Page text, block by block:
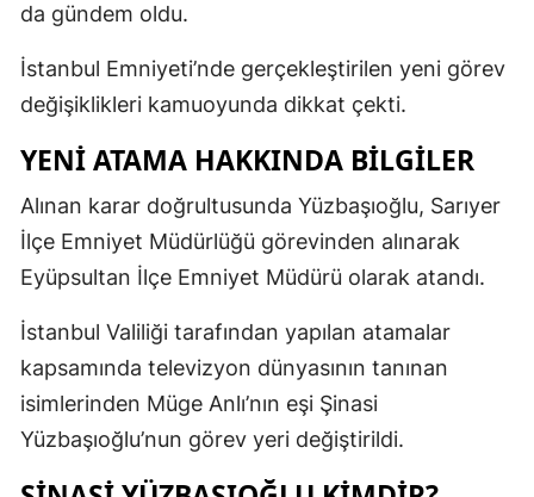
Isparta
İstanbul
İzmir
Kars
Kayseri
da gündem oldu.
İstanbul Emniyeti’nde gerçekleştirilen yeni görev
değişiklikleri kamuoyunda dikkat çekti.
YENI ATAMA HAKKINDA BILGILER
Alınan karar doğrultusunda Yüzbaşıoğlu, Sarıyer
İlçe Emniyet Müdürlüğü görevinden alınarak
Eyüpsultan İlçe Emniyet Müdürü olarak atandı.
İstanbul Valiliği tarafından yapılan atamalar
kapsamında televizyon dünyasının tanınan
isimlerinden Müge Anlı’nın eşi Şinasi
Yüzbaşıoğlu’nun görev yeri değiştirildi.